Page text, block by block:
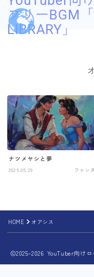
フリーBGM
LIBRARY」
ナツメヤシと夢
2025.05.29 ファン
HOME オアシス
2025–2026 YouTuber向けロ